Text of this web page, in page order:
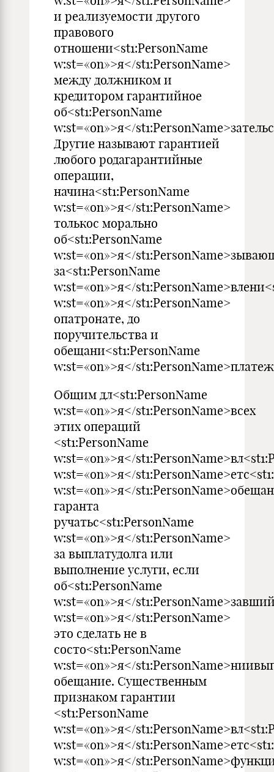
и реализуемости другого
правового
отношени<st1:PersonName
w:st=«on»>я</st1:PersonName>
между должником и
кредитором гарантийное
об<st1:PersonName
w:st=«on»>я</
Другие называют гарантией
любого родагарантийные
операции,
начина<st1:PersonName
w:st=«on»>я</st1:PersonName>
толькос морально
об<st1:PersonName
w:st=«on»>я</
за<st1:PersonName
w:st=«on»>я</
w:st=«on»>я</st1:PersonName>
опатронате, до
поручительства и
обещани<st1:PersonName
w:st=«on»>я</
Общим дл<st1:PersonName
w:st=«on»>я</st1:PersonName>всех
этих операций
<st1:PersonName
w:st=«on»>я</
w:st=«on»>я</
w:st=«on»>я</
гаранта
ручатьс<st1:PersonName
w:st=«on»>я</st1:PersonName>
за выплатудолга или
выполнение услуги, если
об<st1:PersonName
w:st=«on»>я</
w:st=«on»>я</st1:PersonName>
это сделать не в
состо<st1:PersonName
w:st=«on»>я</
обещание. Существенным
признаком гарантии
<st1:PersonName
w:st=«on»>я</
w:st=«on»>я</
w:st=«on»>я</